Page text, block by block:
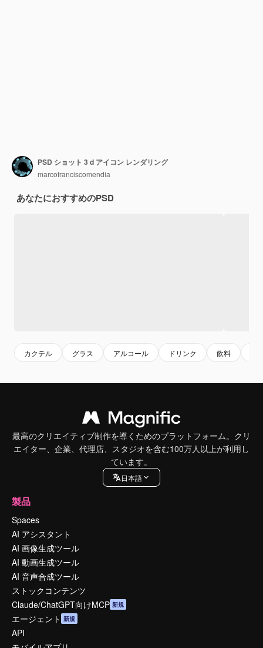
PSD ショット 3 d アイコン レンダリング
marcofranciscomendia
あなたにおすすめのPSD
カクテル グラス アルコール ドリンク 飲料
最高のクリエイティブ制作を導くためのプラットフォーム。クリ
エイター、企業、代理店、スタジオを含む100万人以上が利用し
ています。
日本語
製品
Spaces
AI アシスタント
AI 画像生成ツール
AI 動画生成ツール
AI 音声合成ツール
ストックコンテンツ
Claude/ChatGPT向けMCP 新規
エージェント 新規
API